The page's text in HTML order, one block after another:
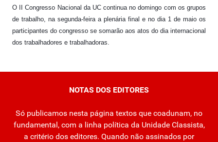
O II Congresso Nacional da UC continua no domingo com os grupos
de trabalho, na segunda-feira a plenária final e no dia 1 de maio os
participantes do congresso se somarão aos atos do dia internacional
dos trabalhadores e trabalhadoras.
NOTAS DOS EDITORES
Só publicamos nesta página textos que coadunam, no
fundamental, com a linha política da Unidade Classista,
a critério dos editores. Quando não assinados por